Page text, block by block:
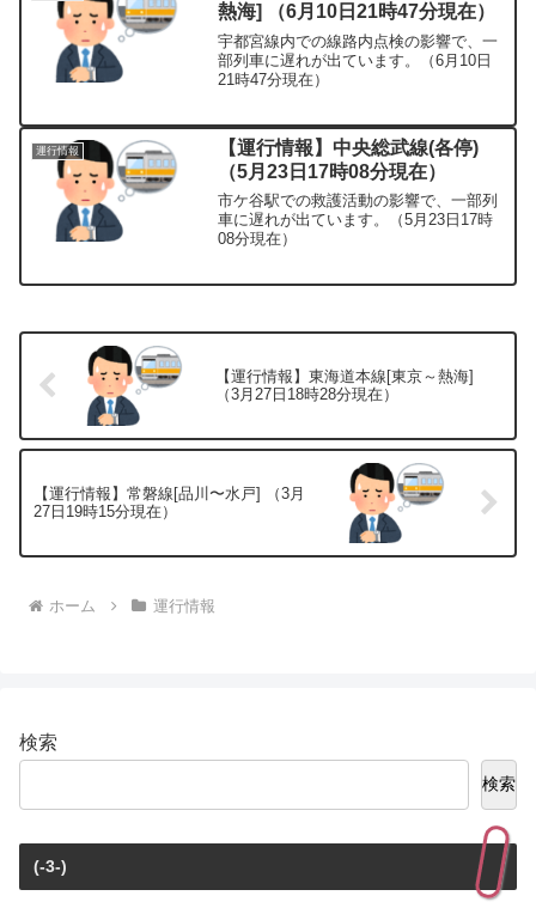
熱海] （6月10日21時47分現在）
宇都宮線内での線路内点検の影響で、一
部列車に遅れが出ています。（6月10日
21時47分現在）
運行情報
【運行情報】中央総武線(各停)
（5月23日17時08分現在）
市ケ谷駅での救護活動の影響で、一部列
車に遅れが出ています。（5月23日17時
08分現在）
【運行情報】東海道本線[東京～熱海]
（3月27日18時28分現在）
【運行情報】常磐線[品川〜水戸] （3月
27日19時15分現在）
ホーム 運行情報
検索
検索
(-3-)